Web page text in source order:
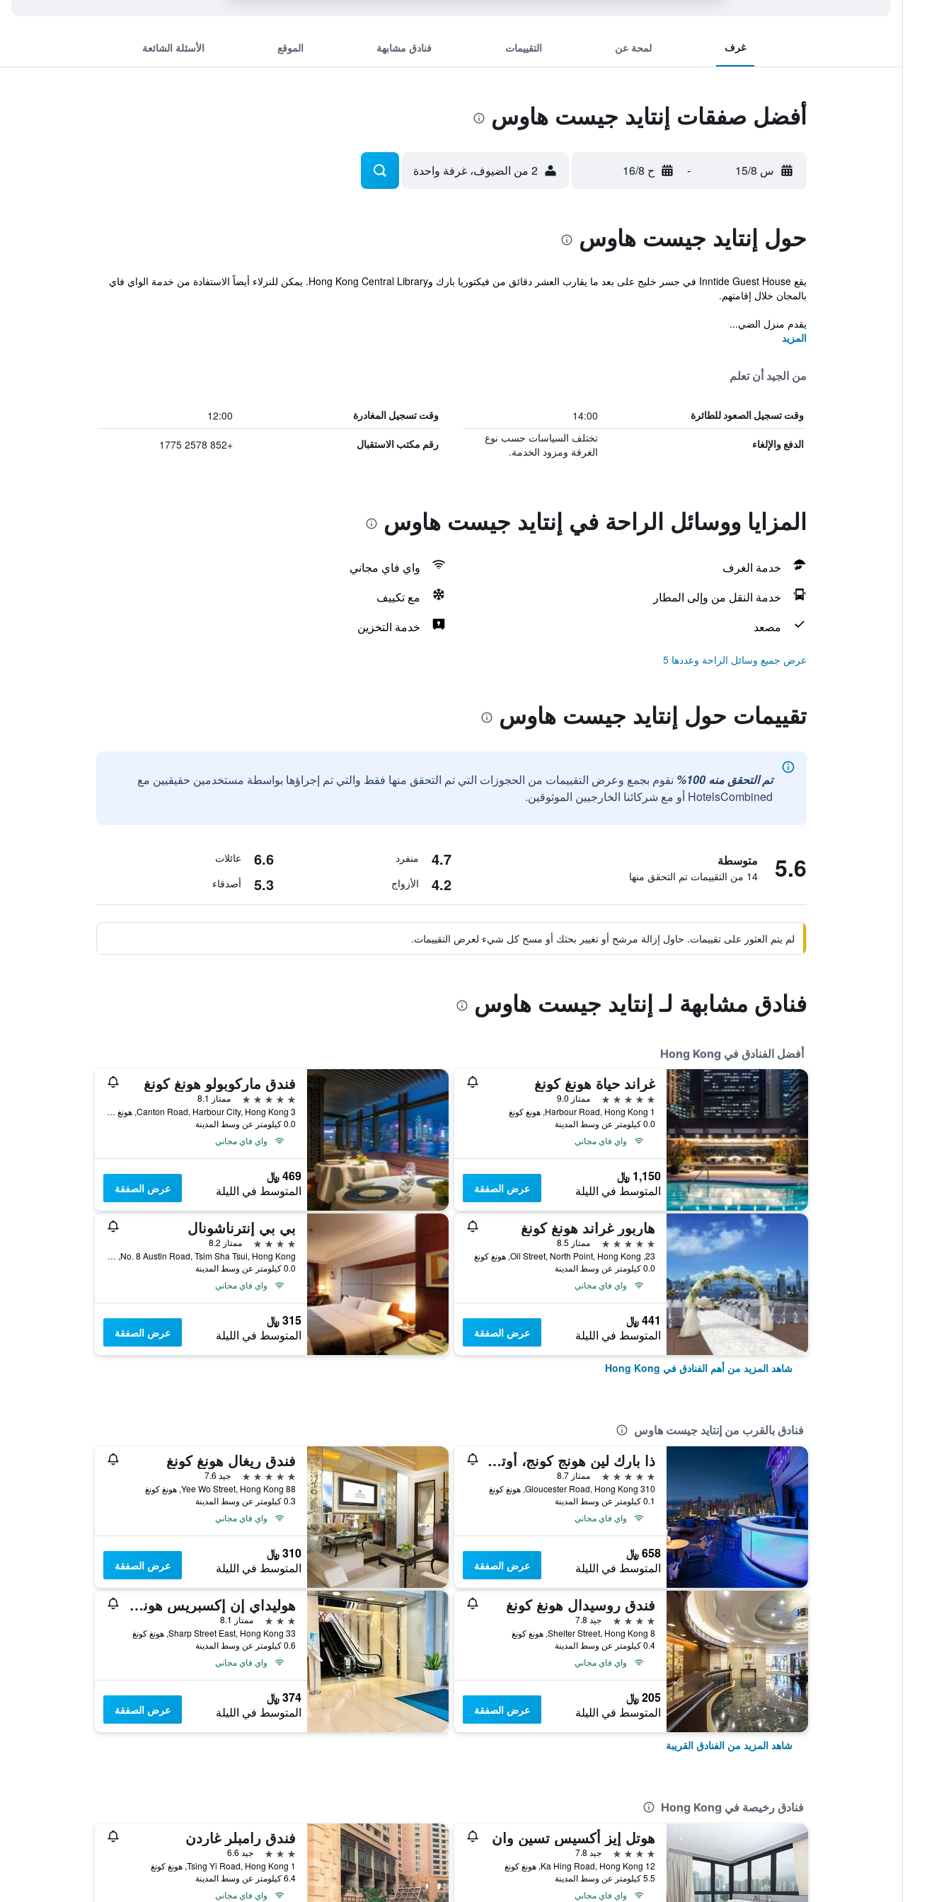
غرف لمحة عن التقييمات فنادق مشابهة الموقع الأسئلة الشائعة
أفضل صفقات إنتايد جيست هاوس
س 15/8 - ح 16/8 2 من الضيوف، غرفة واحدة
حول إنتايد جيست هاوس
يقع Inntide Guest House في جسر خليج على بعد ما يقارب العشر دقائق من فيكتوريا بارك وHong Kong Central Library. يمكن للنزلاء أيضاً الاستفادة من خدمة الواي فاي
بالمجان خلال إقامتهم.
يقدم منزل الضي...
المزيد
من الجيد أن تعلم
وقت تسجيل الصعود للطائرة 14:00 وقت تسجيل المغادرة 12:00
الدفع والإلغاء
تختلف السياسات حسب نوع
الغرفة ومزود الخدمة.
رقم مكتب الاستقبال +852 2578 1775
المزايا ووسائل الراحة في إنتايد جيست هاوس
خدمة الغرف
واي فاي مجاني
خدمة النقل من وإلى المطار
مع تكييف
مصعد
خدمة التخزين
عرض جميع وسائل الراحة وعددها 5
تقييمات حول إنتايد جيست هاوس
تم التحقق منه 100%
نقوم بجمع وعرض التقييمات من الحجوزات التي تم التحقق منها فقط والتي تم إجراؤها بواسطة مستخدمين حقيقيين مع
HotelsCombined أو مع شركائنا الخارجيين الموثوقين.
5.6 متوسطة
14 من التقييمات تم التحقق منها
4.7 منفرد 6.6 عائلات
4.2 الأزواج 5.3 أصدقاء
لم يتم العثور على تقييمات. حاول إزالة مرشح أو تغيير بحثك أو مسح كل شيء لعرض التقييمات.
فنادق مشابهة لـ إنتايد جيست هاوس
أفضل الفنادق في Hong Kong
غراند حياة هونغ كونغ
5 نجوم
ممتاز 9.0
1 Harbour Road, Hong Kong, هونغ كونغ
0.0 كيلومتر عن وسط المدينة
واي فاي مجاني
1,150 ﷼
المتوسط في الليلة عرض الصفقة
فندق ماركوبولو هونغ كونغ
5 نجوم
ممتاز 8.1
3 Canton Road, Harbour City, Hong Kong, هونغ كونغ
0.0 كيلومتر عن وسط المدينة
واي فاي مجاني
469 ﷼
المتوسط في الليلة عرض الصفقة
هاربور غراند هونغ كونغ
5 نجوم
ممتاز 8.5
23, Oil Street, North Point, Hong Kong, هونغ كونغ
0.0 كيلومتر عن وسط المدينة
واي فاي مجاني
441 ﷼
المتوسط في الليلة عرض الصفقة
بي بي إنترناشونال
4 نجوم
ممتاز 8.2
No. 8 Austin Road, Tsim Sha Tsui, Hong Kong, هونغ كونغ
0.0 كيلومتر عن وسط المدينة
واي فاي مجاني
315 ﷼
المتوسط في الليلة عرض الصفقة
شاهد المزيد من أهم الفنادق في Hong Kong
فنادق بالقرب من إنتايد جيست هاوس
ذا بارك لين هونج كونج، أوتوجراف كوليكشن
5 نجوم
ممتاز 8.7
310 Gloucester Road, Hong Kong, هونغ كونغ
0.1 كيلومتر عن وسط المدينة
واي فاي مجاني
658 ﷼
المتوسط في الليلة عرض الصفقة
فندق ريغال هونغ كونغ
5 نجوم
جيد 7.6
88 Yee Wo Street, Hong Kong, هونغ كونغ
0.3 كيلومتر عن وسط المدينة
واي فاي مجاني
310 ﷼
المتوسط في الليلة عرض الصفقة
فندق روسيدال هونغ كونغ
4 نجوم
جيد 7.8
8 Shelter Street, Hong Kong, هونغ كونغ
0.4 كيلومتر عن وسط المدينة
واي فاي مجاني
205 ﷼
المتوسط في الليلة عرض الصفقة
هوليداي إن إكسبريس هونغ كونغ كوزواي باي
3 نجوم
ممتاز 8.1
33 Sharp Street East, Hong Kong, هونغ كونغ
0.6 كيلومتر عن وسط المدينة
واي فاي مجاني
374 ﷼
المتوسط في الليلة عرض الصفقة
شاهد المزيد من الفنادق القريبة
فنادق رخيصة في Hong Kong
هوتل إيز أكسيس تسين وان
4 نجوم
جيد 7.8
12 Ka Hing Road, Hong Kong, هونغ كونغ
5.5 كيلومتر عن وسط المدينة
واي فاي مجاني
فندق رامبلر غاردن
3 نجوم
جيد 6.6
1 Tsing Yi Road, Hong Kong, هونغ كونغ
6.4 كيلومتر عن وسط المدينة
واي فاي مجاني